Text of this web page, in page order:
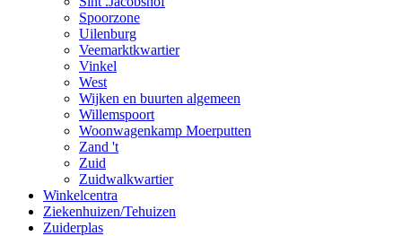
Spoorzone
Uilenburg
Veemarktkwartier
Vinkel
West
Wijken en buurten algemeen
Willemspoort
Woonwagenkamp Moerputten
Zand 't
Zuid
Zuidwalkwartier
Winkelcentra
Ziekenhuizen/Tehuizen
Zuiderplas